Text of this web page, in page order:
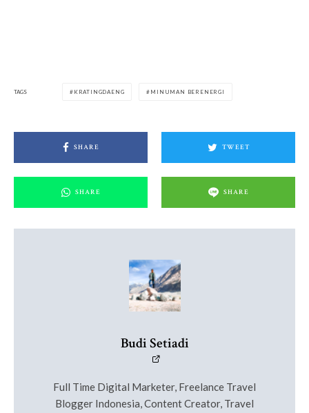
TAGS KRATINGDAENG MINUMAN BERENERGI
SHARE TWEET
SHARE SHARE
Budi Setiadi
Full Time Digital Marketer, Freelance Travel
Blogger Indonesia, Content Creator, Travel